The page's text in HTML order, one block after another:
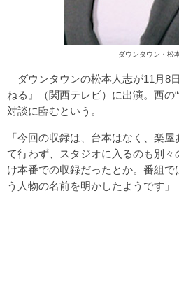
ダウンタウン・松
ダウンタウンの松本人志が11月8
ねる』（関西テレビ）に出演。西の
対談に臨むという。
「今回の収録は、台本はなく、楽
て行わず、スタジオに入るのも別
け本番での収録だったとか。番組
う人物の名前を明かしたようです」